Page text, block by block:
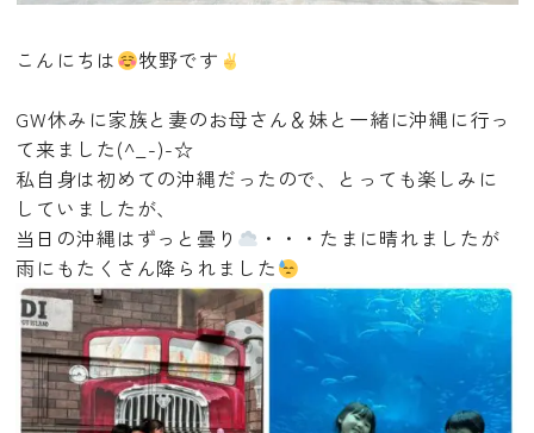
こんにちは 牧野です
GW休みに家族と妻のお母さん＆妹と一緒に沖縄に行っ
て来ました(^_-)-☆
私自身は初めての沖縄だったので、とっても楽しみに
していましたが、
当日の沖縄はずっと曇り
・・・たまに晴れましたが
雨にもたくさん降られました